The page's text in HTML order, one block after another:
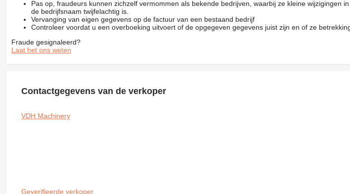
Pas op, fraudeurs kunnen zichzelf vermommen als bekende bedrijven, waarbij ze kleine wijzigingen
de bedrijfsnaam twijfelachtig is.
Vervanging van eigen gegevens op de factuur van een bestaand bedrijf
Controleer voordat u een overboeking uitvoert of de opgegeven gegevens juist zijn en of ze
Fraude gesignaleerd?
Laat het ons weten
Contactgegevens van de verkoper
VDH Machinery
Geverifieerde verkoper